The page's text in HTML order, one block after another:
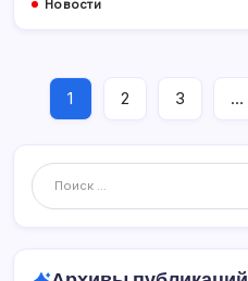
Новости
1 2 3 …